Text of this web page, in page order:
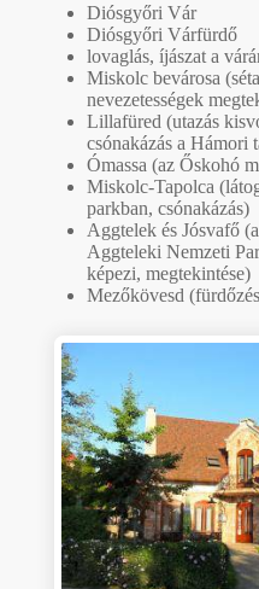
Diósgyőri Vár
Diósgyőri Várfürdő
lovaglás, íjászat a
Miskolc bevárosa
nevezetességek
Lillafüred (utazás
csónakázás a Hámori
Ómassa (az Őskohó
Miskolc-Tapolca
parkban, csónakázás)
Aggtelek és Jósvafő
Aggteleki Nemzeti
képezi, megtekintése)
Mezőkövesd